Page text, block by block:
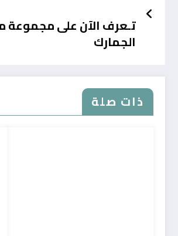
تـعرف الآن على مجموعة
الجمارك
ذات صلة